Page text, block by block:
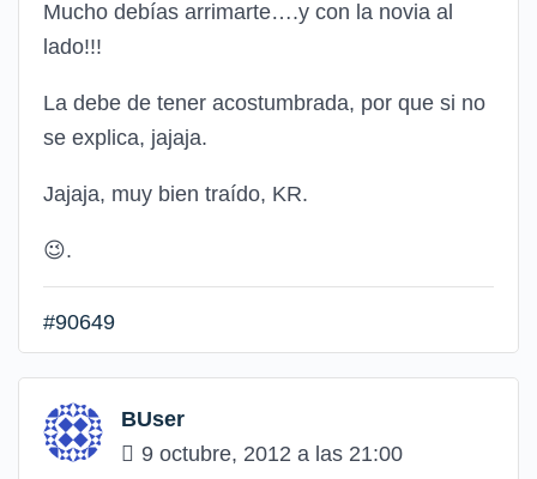
Mucho debías arrimarte….y con la novia al
lado!!!
La debe de tener acostumbrada, por que si no
se explica, jajaja.
Jajaja, muy bien traído, KR.
😉.
#90649
BUser
9 octubre, 2012 a las 21:00